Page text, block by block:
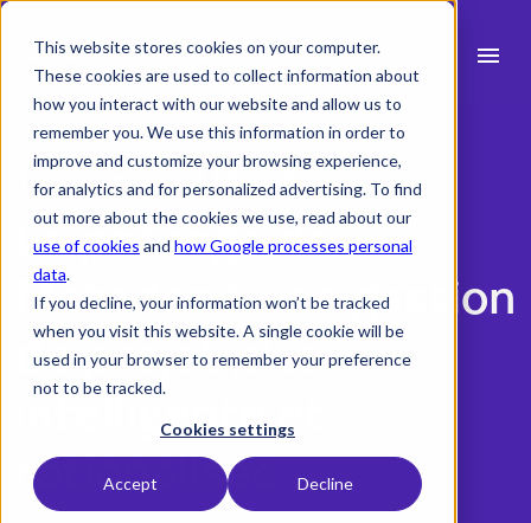
This website stores cookies on your computer.
These cookies are used to collect information about
how you interact with our website and allow us to
remember you. We use this information in order to
improve and customize your browsing experience,
for analytics and for personalized advertising. To find
out more about the cookies we use, read about our
use of cookies and how Google processes personal
data.
If you decline, your information won’t be tracked
when you visit this website. A single cookie will be
used in your browser to remember your preference
not to be tracked.
Cookies settings
Accept Decline
menu
Fonctionnalités
Secteurs
Ressources expand_more
Intégrations
search
Témoignages | Matador
Le passage de
Matador à une gestion
de projet plus
intelligente et
rationalisée